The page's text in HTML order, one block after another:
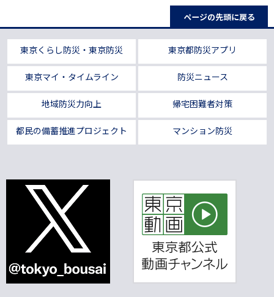
ページの先頭に戻る
東京くらし防災・東京防災 東京都防災アプリ
東京マイ・タイムライン 防災ニュース
地域防災力向上 帰宅困難者対策
都民の備蓄推進プロジェクト マンション防災